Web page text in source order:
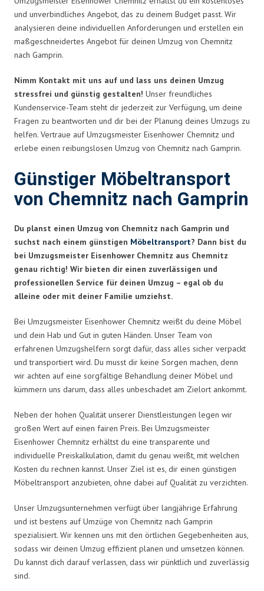
und unverbindliches Angebot, das zu deinem Budget passt. Wir
analysieren deine individuellen Anforderungen und erstellen ein
maßgeschneidertes Angebot für deinen Umzug von Chemnitz
nach Gamprin.
Nimm Kontakt mit uns auf und lass uns deinen Umzug
stressfrei und günstig gestalten! Unser freundliches
Kundenservice-Team steht dir jederzeit zur Verfügung, um deine
Fragen zu beantworten und dir bei der Planung deines Umzugs zu
helfen. Vertraue auf Umzugsmeister Eisenhower Chemnitz und
erlebe einen reibungslosen Umzug von Chemnitz nach Gamprin.
Günstiger Möbeltransport
von Chemnitz nach Gamprin
Du planst einen Umzug von Chemnitz nach Gamprin und
suchst nach einem günstigen Möbeltransport? Dann bist du
bei Umzugsmeister Eisenhower Chemnitz aus Chemnitz
genau richtig! Wir bieten dir einen zuverlässigen und
professionellen Service für deinen Umzug – egal ob du
alleine oder mit deiner Familie umziehst.
Bei Umzugsmeister Eisenhower Chemnitz weißt du deine Möbel
und dein Hab und Gut in guten Händen. Unser Team von
erfahrenen Umzugshelfern sorgt dafür, dass alles sicher verpackt
und transportiert wird. Du musst dir keine Sorgen machen, denn
wir achten auf eine sorgfältige Behandlung deiner Möbel und
kümmern uns darum, dass alles unbeschadet am Zielort ankommt.
Neben der hohen Qualität unserer Dienstleistungen legen wir
großen Wert auf einen fairen Preis. Bei Umzugsmeister
Eisenhower Chemnitz erhältst du eine transparente und
individuelle Preiskalkulation, damit du genau weißt, mit welchen
Kosten du rechnen kannst. Unser Ziel ist es, dir einen günstigen
Möbeltransport anzubieten, ohne dabei auf Qualität zu verzichten.
Unser Umzugsunternehmen verfügt über langjährige Erfahrung
und ist bestens auf Umzüge von Chemnitz nach Gamprin
spezialisiert. Wir kennen uns mit den örtlichen Gegebenheiten aus,
sodass wir deinen Umzug effizient planen und umsetzen können.
Du kannst dich darauf verlassen, dass wir pünktlich und zuverlässig
sind.